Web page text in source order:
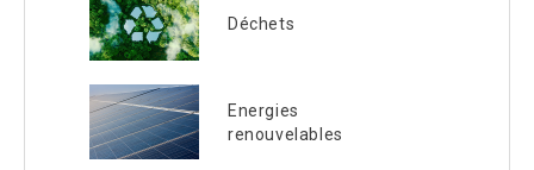
Déchets
Energies
renouvelables